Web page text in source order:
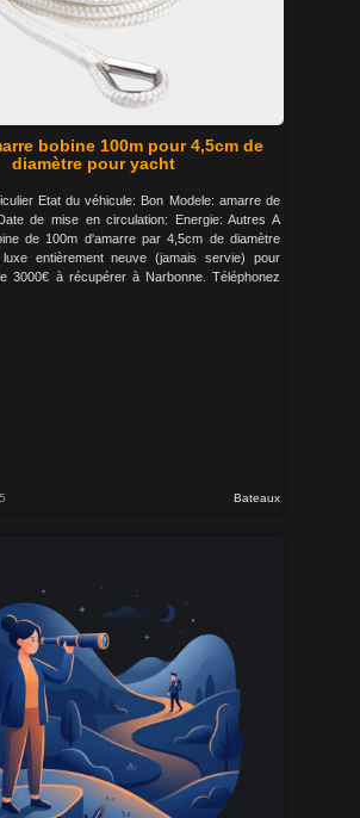
bobine 100m pour 4,5cm de
diamètre pour yacht
Etat du véhicule: Bon Modele: amarre de
de mise en circulation: Energie: Autres A
de 100m d'amarre par 4,5cm de diamètre
entièrement neuve (jamais servie) pour
3000€ à récupérer à Narbonne. Téléphonez
Bateaux